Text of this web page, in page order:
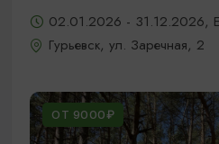
02.01.2026 - 31.12.2026,
Гурьевск, ул. Заречная, 2
ОТ 9000₽